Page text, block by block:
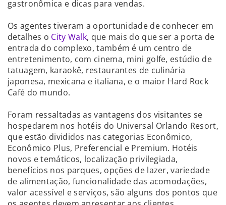
gastronômica e dicas para vendas.
Os agentes tiveram a oportunidade de conhecer em
detalhes o City Walk, que mais do que ser a porta de
entrada do complexo, também é um centro de
entretenimento, com cinema, mini golfe, estúdio de
tatuagem, karaokê, restaurantes de culinária
japonesa, mexicana e italiana, e o maior Hard Rock
Café do mundo.
Foram ressaltadas as vantagens dos visitantes se
hospedarem nos hotéis do Universal Orlando Resort,
que estão divididos nas categorias Econômico,
Econômico Plus, Preferencial e Premium. Hotéis
novos e temáticos, localização privilegiada,
benefícios nos parques, opções de lazer, variedade
de alimentação, funcionalidade das acomodações,
valor acessível e serviços, são alguns dos pontos que